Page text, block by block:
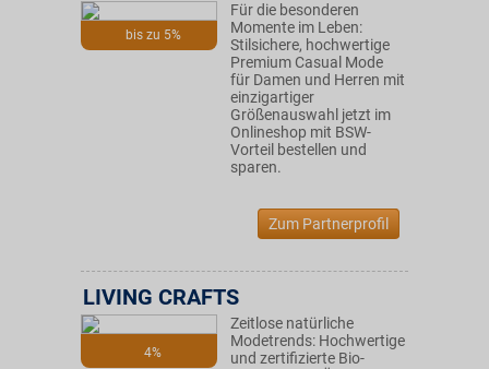
bis zu 5%
Für die besonderen
Momente im Leben:
Stilsichere, hochwertige
Premium Casual Mode
für Damen und Herren mit
einzigartiger
Größenauswahl jetzt im
Onlineshop mit BSW-
Vorteil bestellen und
sparen.
Zum Partnerprofil
4%
LIVING CRAFTS
Zeitlose natürliche
Modetrends: Hochwertige
und zertifizierte Bio-